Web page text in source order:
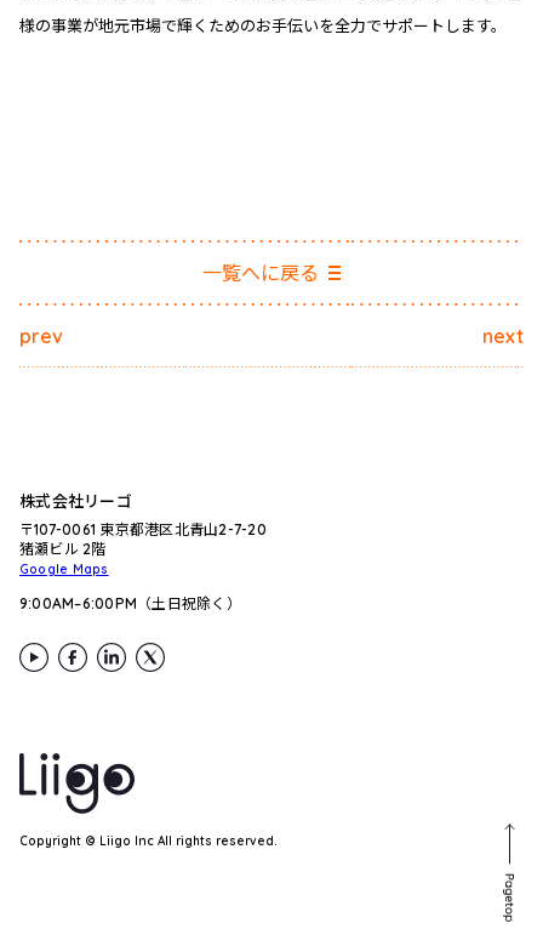
様の事業が地元市場で輝くためのお手伝いを全力でサポートします。
一覧へに戻る
prev next
株式会社リーゴ
〒107-0061 東京都港区北青山2-7-20
猪瀬ビル 2階
Google Maps
9:00AM–6:00PM（土日祝除く）
Copyright ©︎ Liigo Inc All rights reserved.